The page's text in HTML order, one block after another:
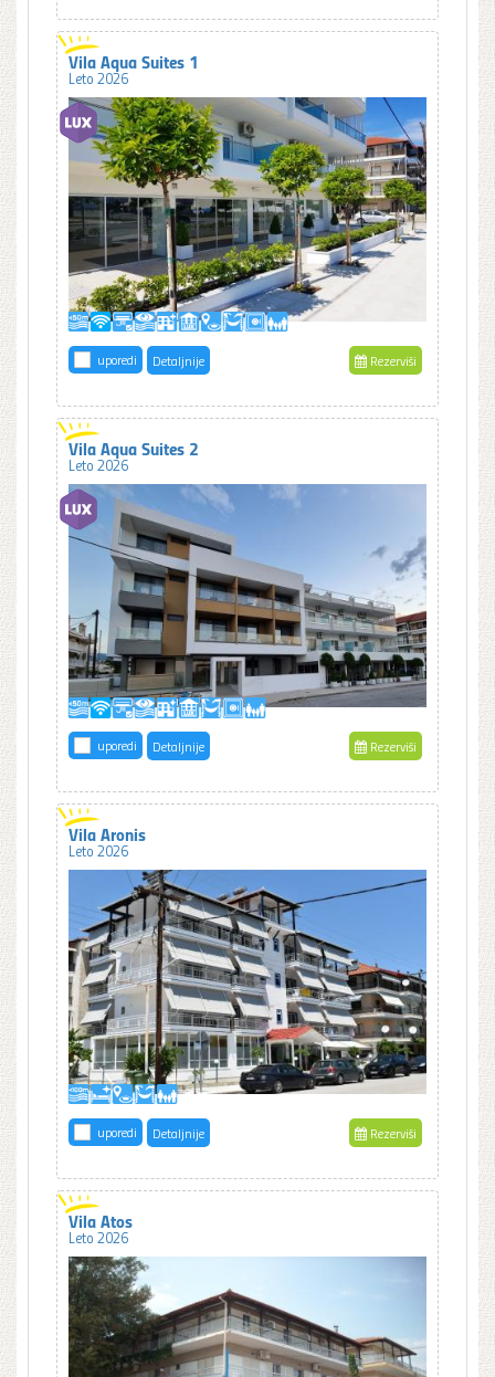
Vila Aqua Suites 1
Leto 2026
uporedi Detaljnije Rezerviši
Vila Aqua Suites 2
Leto 2026
uporedi Detaljnije Rezerviši
Vila Aronis
Leto 2026
uporedi Detaljnije Rezerviši
Vila Atos
Leto 2026